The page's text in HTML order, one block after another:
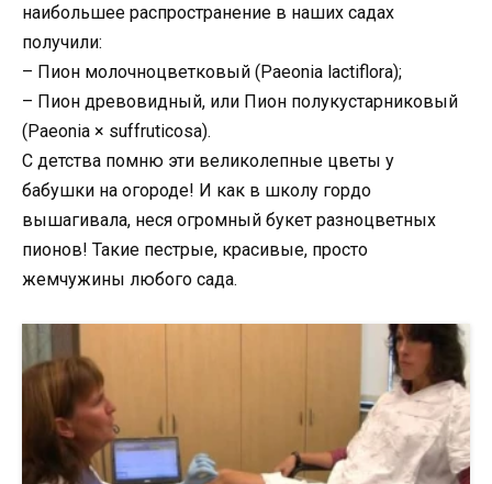
наибольшее распространение в наших садах
получили:
– Пион молочноцветковый (Paeonia lactiflora);
– Пион древовидный, или Пион полукустарниковый
(Paeonia × suffruticosa).
С детства помню эти великолепные цветы у
бабушки на огороде! И как в школу гордо
вышагивала, неся огромный букет разноцветных
пионов! Такие пестрые, красивые, просто
жемчужины любого сада.